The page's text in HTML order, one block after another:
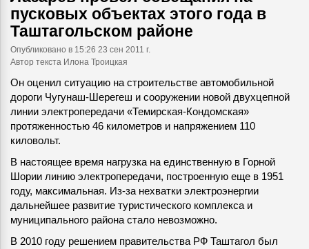
пусковых объектах этого года в
Таштагольском районе
Опубликовано в 15:26 23 сен 2011 г.
Автор текста Илона Троицкая
Он оценил ситуацию на строительстве автомобильной
дороги Чугунаш-Шерегеш и сооружении новой двухцепной
линии электропередачи «Темирская-Кондомская»
протяженностью 46 километров и напряжением 110
киловольт.
В настоящее время нагрузка на единственную в Горной
Шории линию электропередачи, построенную еще в 1951
году, максимальная. Из-за нехватки электроэнергии
дальнейшее развитие туристического комплекса и
муниципального района стало невозможно.
В 2010 году решением правительства РФ Таштагол был